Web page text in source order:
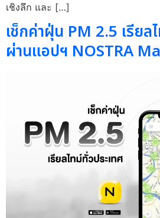
เชิงลึก และ […]
เช็กค่าฝุ่น PM 2.5 เรียล
ผ่านแอปฯ NOSTRA